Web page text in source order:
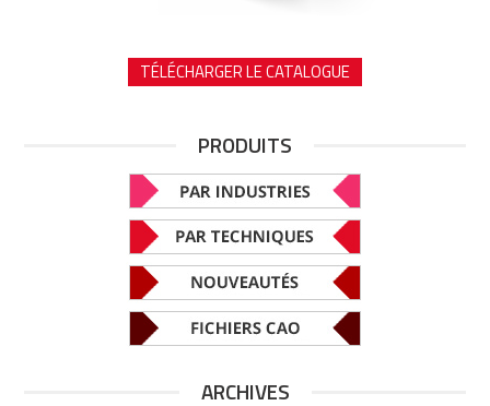
TÉLÉCHARGER LE CATALOGUE
PRODUITS
ARCHIVES